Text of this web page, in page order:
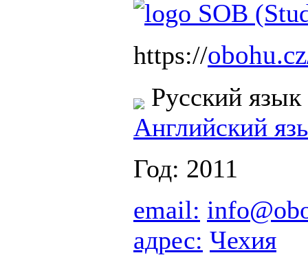
https://
Русский язык
Английский
Год: 2011
email:
адрес: Чехия